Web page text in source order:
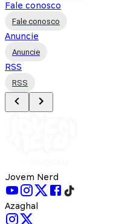
Fale conosco
Fale conosco
Anuncie
Anuncie
RSS
RSS
Jovem Nerd
Azaghal